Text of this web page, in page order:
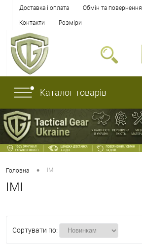
Доставка і оплата Обмін та повернення
Контакти
Розміри
Каталог товарів
Головна • IMI
IMI
Сортувати по: